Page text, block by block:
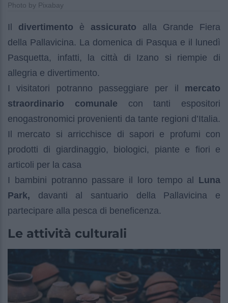
Photo by Pixabay
Il divertimento è assicurato alla Grande Fiera
della Pallavicina. La domenica di Pasqua e il lunedì
Pasquetta, infatti, la città di Izano si riempie di
allegria e divertimento.
I visitatori potranno passeggiare per il mercato
straordinario comunale con tanti espositori
enogastronomici provenienti da tante regioni d’Italia.
Il mercato si arricchisce di sapori e profumi con
prodotti di giardinaggio, biologici, piante e fiori e
articoli per la casa
I bambini potranno passare il loro tempo al Luna
Park, davanti al santuario della Pallavicina e
partecipare alla pesca di beneficenza.
Le attività culturali